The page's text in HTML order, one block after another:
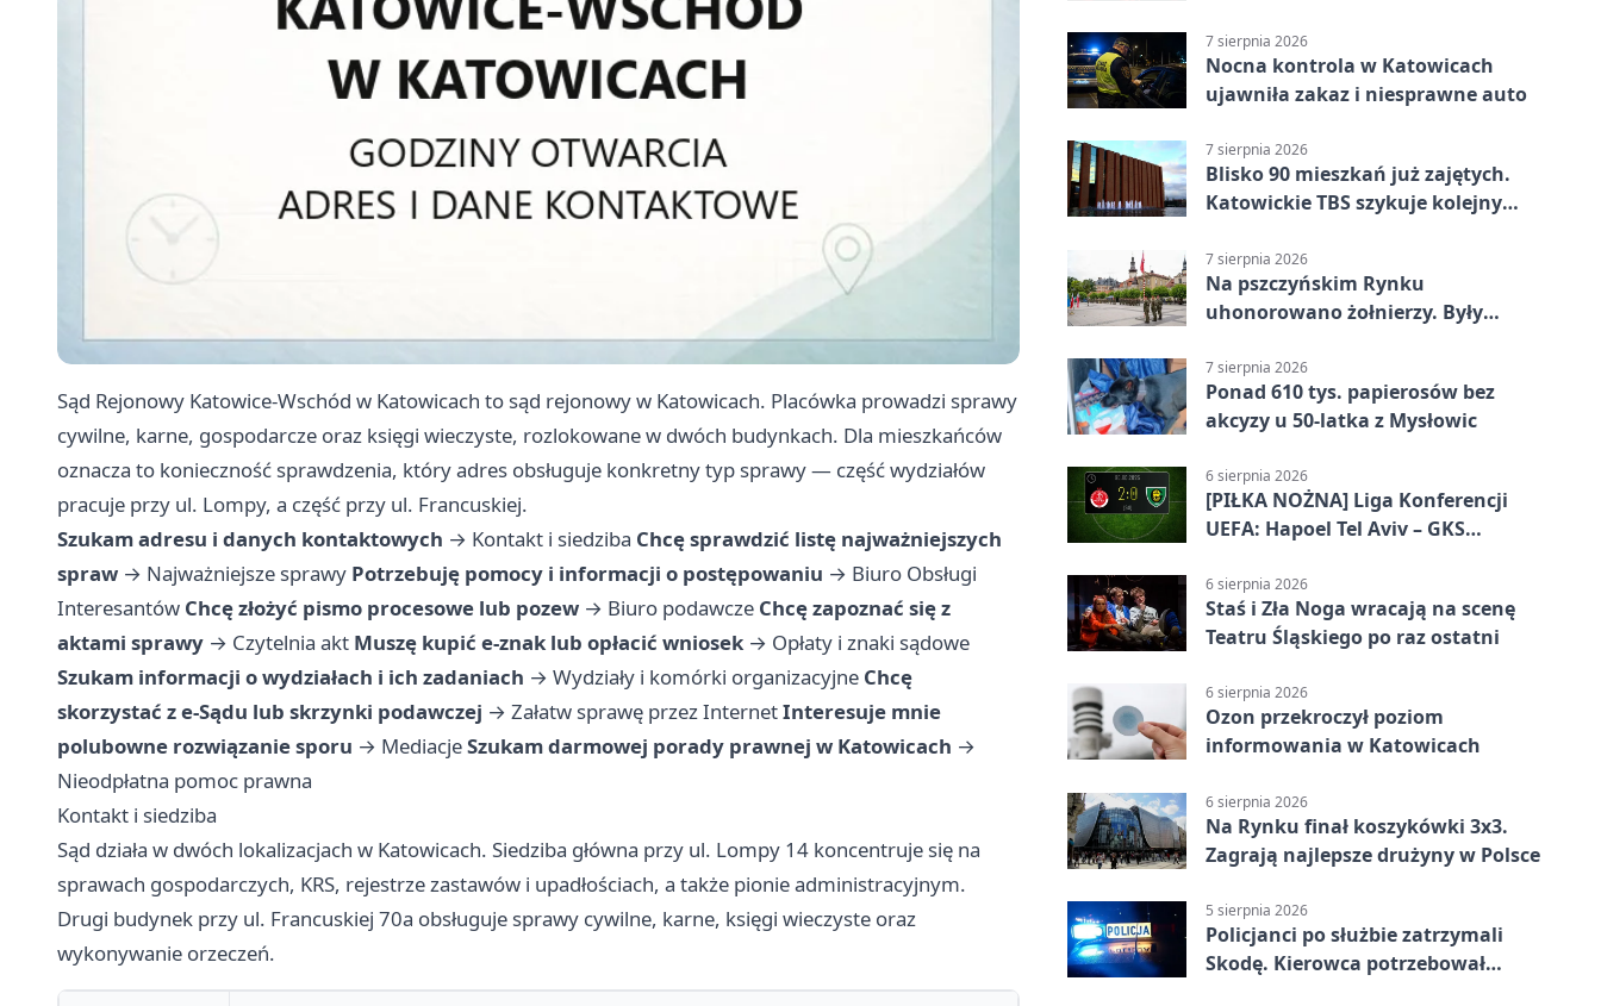
Sąd Rejonowy Katowice-Wschód w Katowicach to sąd rejonowy w Katowicach. Placówka prowadzi sprawy
cywilne, karne, gospodarcze oraz księgi wieczyste, rozlokowane w dwóch budynkach. Dla mieszkańców
oznacza to konieczność sprawdzenia, który adres obsługuje konkretny typ sprawy — część wydziałów
pracuje przy ul. Lompy, a część przy ul. Francuskiej.
Szukam adresu i danych kontaktowych → Kontakt i siedziba Chcę sprawdzić listę najważniejszych
spraw → Najważniejsze sprawy Potrzebuję pomocy i informacji o postępowaniu → Biuro Obsługi
Interesantów Chcę złożyć pismo procesowe lub pozew → Biuro podawcze Chcę zapoznać się z
aktami sprawy → Czytelnia akt Muszę kupić e-znak lub opłacić wniosek → Opłaty i znaki sądowe
Szukam informacji o wydziałach i ich zadaniach → Wydziały i komórki organizacyjne Chcę
skorzystać z e-Sądu lub skrzynki podawczej → Załatw sprawę przez InternetInteresuje mnie
polubowne rozwiązanie sporu → MediacjeSzukam darmowej porady prawnej w Katowicach →
Nieodpłatna pomoc prawna
Kontakt i siedziba
Sąd działa w dwóch lokalizacjach w Katowicach. Siedziba główna przy ul. Lompy 14 koncentruje się na
sprawach gospodarczych, KRS, rejestrze zastawów i upadłościach, a także pionie administracyjnym.
Drugi budynek przy ul. Francuskiej 70a obsługuje sprawy cywilne, karne, księgi wieczyste oraz
wykonywanie orzeczeń.
7 sierpnia 2026
Nocna kontrola w Katowicach
ujawniła zakaz i niesprawne auto
7 sierpnia 2026
Blisko 90 mieszkań już zajętych.
Katowickie TBS szykuje kolejny
7 sierpnia 2026
Na pszczyńskim Rynku
uhonorowano żołnierzy. Były
7 sierpnia 2026
Ponad 610 tys. papierosów bez
akcyzy u 50-latka z Mysłowic
6 sierpnia 2026
[PIŁKA NOŻNA] Liga Konferencji
UEFA: Hapoel Tel Aviv – GKS
rundy kwalifikacyjnej
6 sierpnia 2026
Staś i Zła Noga wracają na scenę
Teatru Śląskiego po raz ostatni
6 sierpnia 2026
Ozon przekroczył poziom
informowania w Katowicach
6 sierpnia 2026
Na Rynku finał koszykówki 3x3.
Zagrają najlepsze drużyny w Polsce
5 sierpnia 2026
Policjanci po służbie zatrzymali
Skodę. Kierowca potrzebował